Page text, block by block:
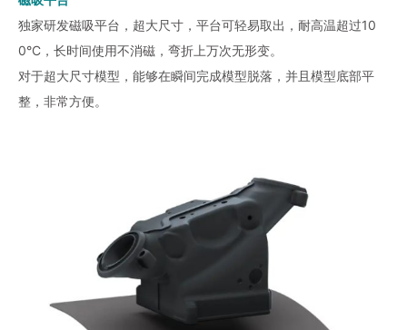
独家研发磁吸平台，超大尺寸，平台可轻易取出，耐高温超过10
0°C，长时间使用不消磁，弯折上万次无形变。
对于超大尺寸模型，能够在瞬间完成模型脱落，并且模型底部平
整，非常方便。